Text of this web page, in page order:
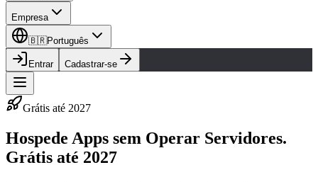
Empresa
🇧🇷Português
Entrar Cadastrar-se
Grátis até 2027
Hospede Apps sem Operar Servidores.
Grátis até 2027